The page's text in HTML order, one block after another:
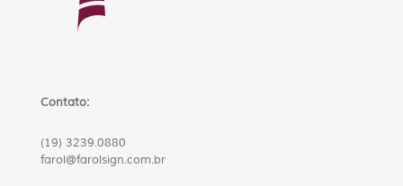
Contato:
(19) 3239.0880
farol@farolsign.com.br